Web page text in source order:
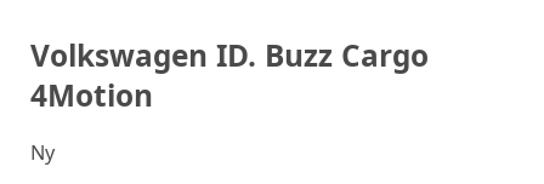
Volkswagen ID. Buzz Cargo
4Motion
Ny